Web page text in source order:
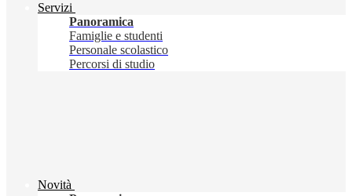
Servizi
Panoramica
Famiglie e studenti
Personale scolastico
Percorsi di studio
Novità